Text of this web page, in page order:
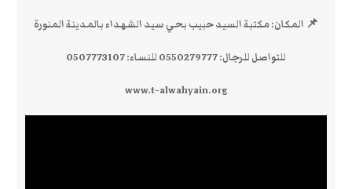
📌 المكان: مكتبة السيد حبيب بحي سيد الشهداء بالمدينة المنورة
للتواصل للرجال: 0550279777 للنساء: 0507773107
www.t-alwahyain.org